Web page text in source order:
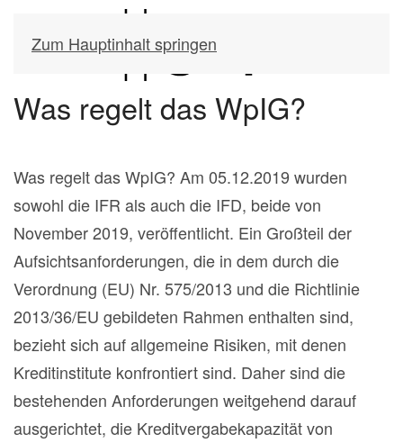
Zum Hauptinhalt springen
Was regelt das WpIG?
Was regelt das WpIG? Am 05.12.2019 wurden
sowohl die IFR als auch die IFD, beide von
November 2019, veröffentlicht. Ein Großteil der
Aufsichtsanforderungen, die in dem durch die
Verordnung (EU) Nr. 575/2013 und die Richtlinie
2013/36/EU gebildeten Rahmen enthalten sind,
bezieht sich auf allgemeine Risiken, mit denen
Kreditinstitute konfrontiert sind. Daher sind die
bestehenden Anforderungen weitgehend darauf
ausgerichtet, die Kreditvergabekapazität von